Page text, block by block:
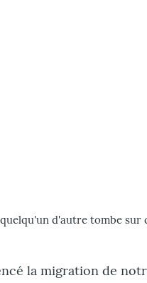
d'autre tombe sur
la migration de